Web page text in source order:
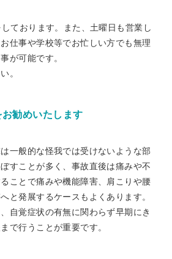
ております。また、土曜日も営業し
仕事や学校等でお忙しい方でも無理
が可能です。
。
勧めいたします
一般的な怪我では受けないような部
すことが多く、事故直後は痛みや不
ことで痛みや機能障害、肩こりや腰
と発展するケースもよくあります。
自覚症状の有無に関わらず早期にき
で行うことが重要です。